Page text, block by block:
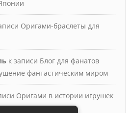
Оригами-браслеты для
к записи Блог для фанатов
фантастическим миром
Оригами в истории игрушек